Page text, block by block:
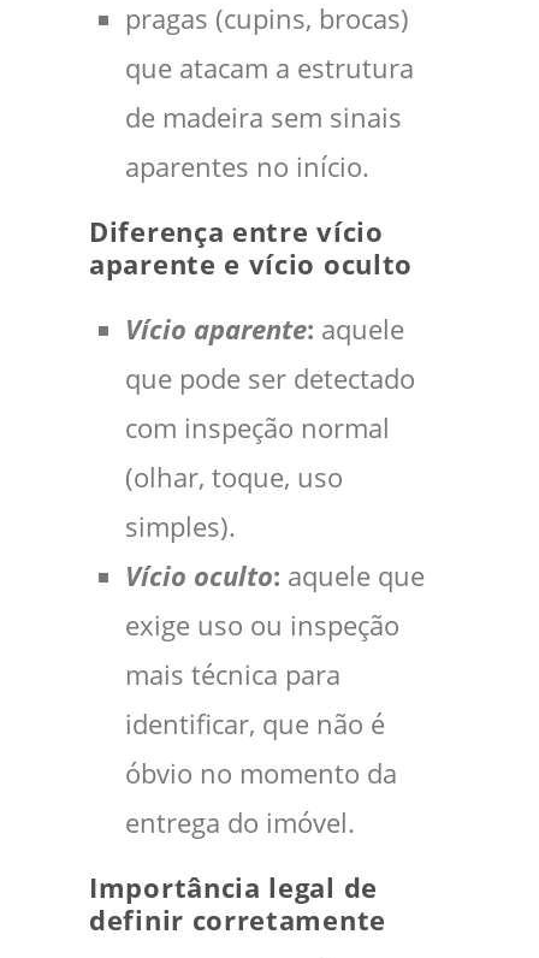
pragas (cupins, brocas)
que atacam a estrutura
de madeira sem sinais
aparentes no início.
Diferença entre vício
aparente e vício oculto
Vício aparente: aquele
que pode ser detectado
com inspeção normal
(olhar, toque, uso
simples).
Vício oculto: aquele que
exige uso ou inspeção
mais técnica para
identificar, que não é
óbvio no momento da
entrega do imóvel.
Importância legal de
definir corretamente